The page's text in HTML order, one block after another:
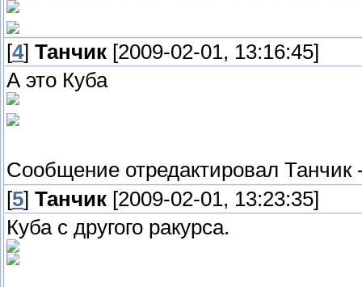
[4] Танчик [2009-02-01, 13:16:45]
А это Куба
Сообщение отредактировал Танчик
[5] Танчик [2009-02-01, 13:23:35]
Куба с другого ракурса.